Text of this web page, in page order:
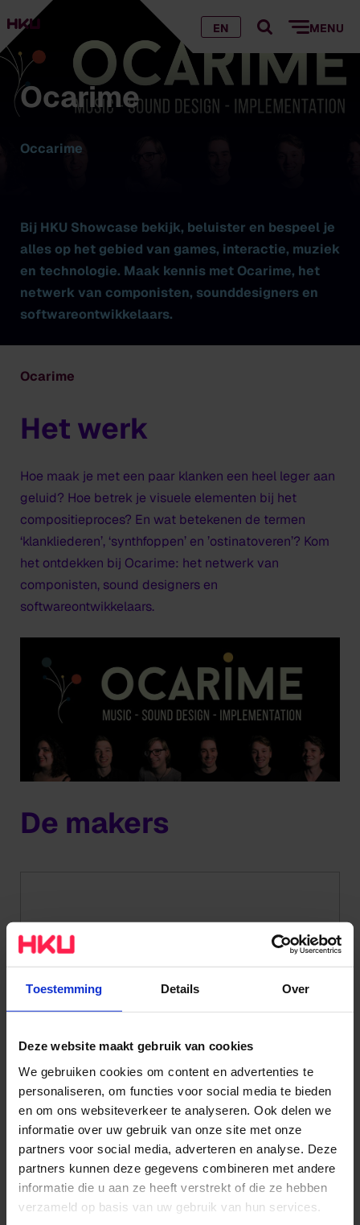
Toestemming Details Over
Deze website maakt gebruik van cookies
We gebruiken cookies om content en advertenties te
personaliseren, om functies voor social media te bieden
en om ons websiteverkeer te analyseren. Ook delen we
informatie over uw gebruik van onze site met onze
partners voor social media, adverteren en analyse. Deze
partners kunnen deze gegevens combineren met andere
informatie die u aan ze heeft verstrekt of die ze hebben
verzameld op basis van uw gebruik van hun services.
EN MENU
Ocarime
Occarime
Bij HKU Showcase bekijk, beluister en bespeel je
alles op het gebied van games, interactie, muziek
en technologie. Maak kennis met Ocarime, het
netwerk van componisten, sounddesigners en
softwareontwikkelaars.
Ocarime
Het werk
Hoe maak je met een paar klanken een heel leger aan
geluid? Hoe betrek je visuele elementen bij het
compositieproces? En wat betekenen de termen
‘klankliederen’, ‘synthfoppen’ en ’ostinatoveren’? Kom
het ontdekken bij Ocarime: het netwerk van
componisten, sound designers en
softwareontwikkelaars.
De makers
Ocarime
Bastiaan van Bentum, Greg
Candel, Danae Dekker, Stijn de
Koning, Thomas van Rossum en
Amber Veerman
HKU Technologie
https://ocarime.com/